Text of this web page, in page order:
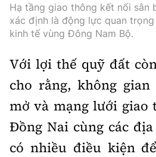
Hạ tầng giao thông kết nối sân
xác định là động lực quan
kinh tế vùng Đông Nam Bộ.
Với lợi thế quỹ đất
cho rằng, không
mở và mạng lưới giao
Đồng Nai cùng các
có nhiều điều kiện